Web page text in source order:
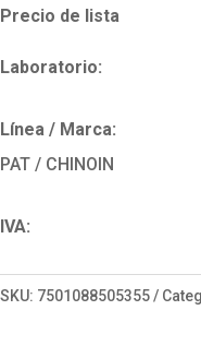
Precio de lista
Laboratorio:
Línea / Marca:
PAT / CHINOIN
IVA:
SKU: 7501088505355